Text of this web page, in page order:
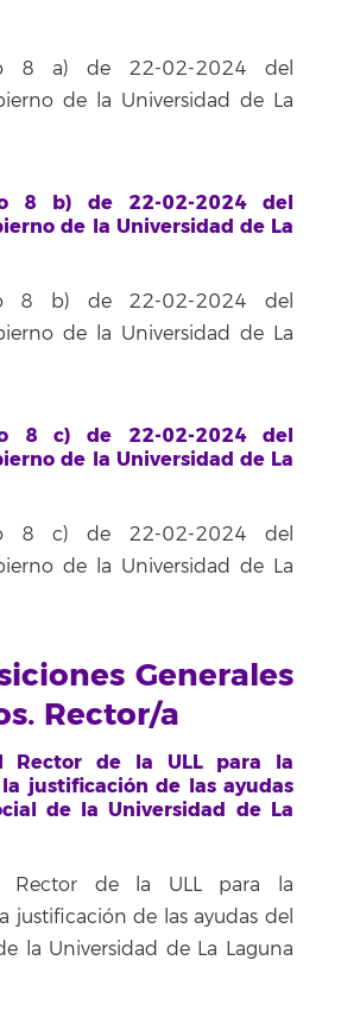
8 a) de 22-02-2024 del
de la Universidad de La
8 b) de 22-02-2024 del
de la Universidad de La
8 b) de 22-02-2024 del
de la Universidad de La
8 c) de 22-02-2024 del
de la Universidad de La
8 c) de 22-02-2024 del
de la Universidad de La
Generales
Rector/a
Rector de la ULL para la
justificación de las ayudas
de la Universidad de La
Rector de la ULL para la
justificación de las ayudas del
la Universidad de La Laguna